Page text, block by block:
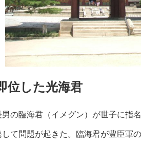
位した光海君
の臨海君（イメグン）が世子に指
して問題が起きた。臨海君が豊臣軍